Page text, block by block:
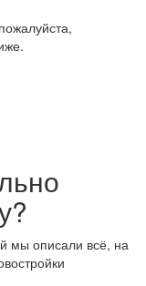
мы описали всё, на